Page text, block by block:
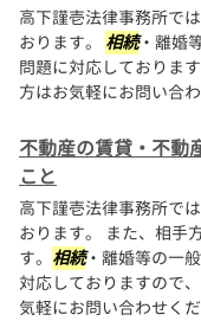
高下謹壱法律事務所で
おります。 相続・離婚
問題に対応しておりま
方はお気軽にお問い合
不動産の賃貸・不動
こと
高下謹壱法律事務所で
おります。 また、相手
す。 相続・離婚等の一
対応しておりますので
気軽にお問い合わせくだ